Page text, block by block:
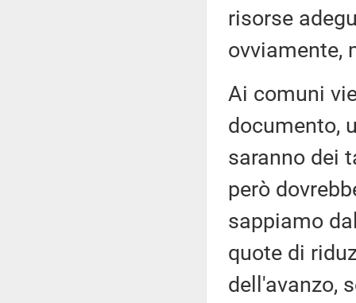
risorse
ovviamente,
Ai comuni
documento,
saranno dei
però
sappiamo
quote di
dell'avanzo,